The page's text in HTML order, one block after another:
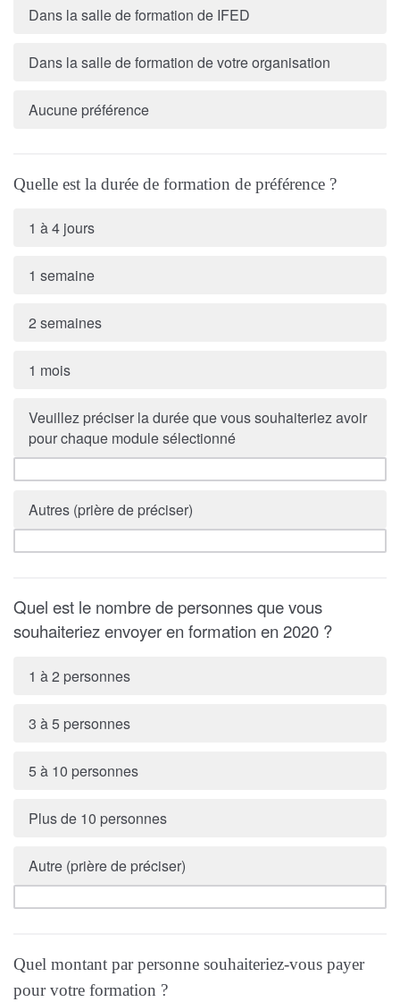
Dans la salle de formation de IFED
Dans la salle de formation de votre organisation
Aucune préférence
Quelle est la durée de formation de préférence ?
1 à 4 jours
1 semaine
2 semaines
1 mois
Veuillez préciser la durée que vous souhaiteriez avoir
pour chaque module sélectionné
Autres (prière de préciser)
Quel est le nombre de personnes que vous
souhaiteriez envoyer en formation en 2020 ?
1 à 2 personnes
3 à 5 personnes
5 à 10 personnes
Plus de 10 personnes
Autre (prière de préciser)
Quel montant par personne souhaiteriez-vous payer
pour votre formation ?